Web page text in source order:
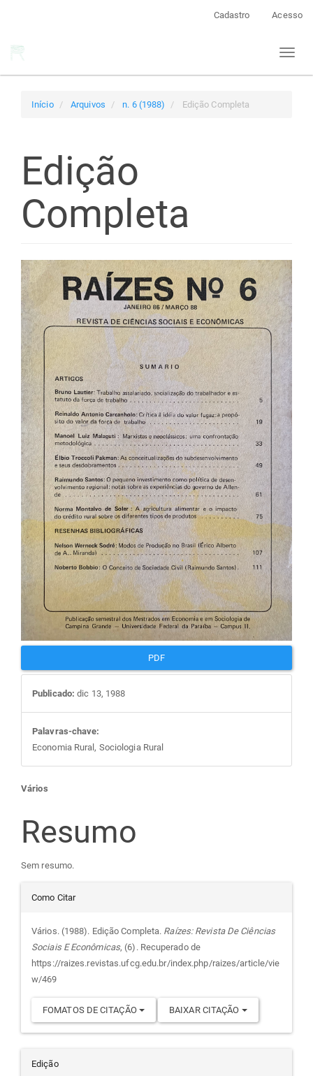
Cadastro Acesso
Toggle
Início Arquivos n. 6 (1988) Edição Completa
Edição
Completa
Barra
lateral
de
artigos
PDF
Publicado: dic 13, 1988
Palavras-chave:
Economia Rural, Sociologia Rural
Conteúdo
do
artigo
principal
Vários
Resumo
Sem resumo.
Detalhes
do
artigo
Como Citar
Vários. (1988). Edição Completa. Raízes: Revista De Ciências
Sociais E Econômicas, (6). Recuperado de
https://raizes.revistas.ufcg.edu.br/index.php/raizes/article/vie
w/469
FOMATOS DE CITAÇÃO BAIXAR CITAÇÃO
Edição